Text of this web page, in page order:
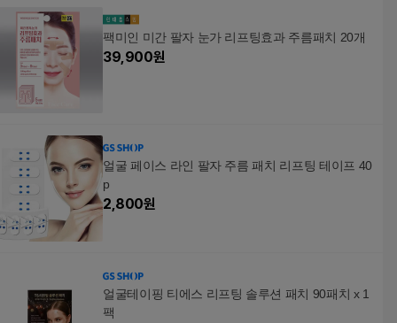
팩미인 미간 팔자 눈가 리프팅효과 주름패치 20개
39,900원
얼굴 페이스 라인 팔자 주름 패치 리프팅 테이프 40
p
2,800원
얼굴테이핑 티에스 리프팅 솔루션 패치 90패치 x 1
팩